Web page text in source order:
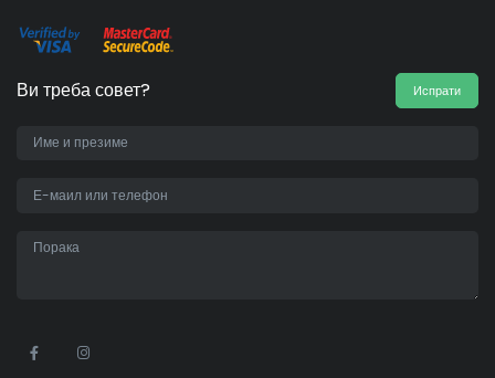
Ви треба совет? Испрати